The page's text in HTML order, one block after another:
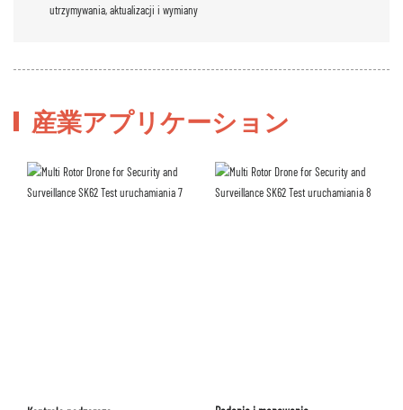
utrzymywania, aktualizacji i wymiany
産業アプリケーション